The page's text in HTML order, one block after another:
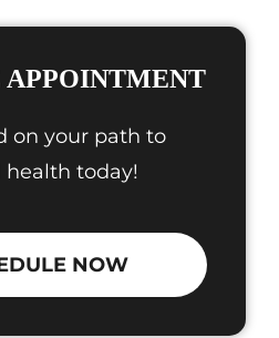
APPOINTMENT
on your path to
today!
NOW